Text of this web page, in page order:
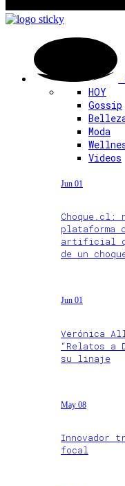
HOY
Gossip
Moda
Videos
Jun 01
Choque.cl:
plataforma
artificial
de un
Jun 01
Verónica
“Relatos a
su linaje
May 08
Innovador
focal